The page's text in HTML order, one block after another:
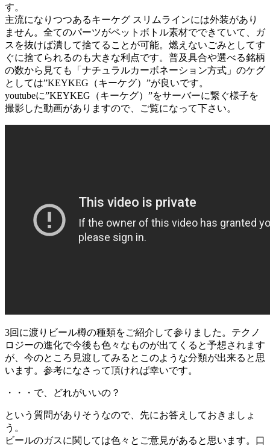
す。
主流になりつつあるキーケグ スリムラインには外装があり
ません。全てのパーツがペットボトル素材でできていて、ガ
スを抜けば潰して捨てることが可能。燃えないごみとしてす
ぐに捨てられるのも大きな利点です。普及具合や選べる銘柄
の数から見ても「ナチュラルカーボネーション方式」のケグ
としては”KEYKEG（キーケグ）”が良いです。
youtubeに”KEYKEG（キーケグ）”をサーバーに繋ぐ様子を
撮影した動画がありますので、ご覧になって下さい。
3回に渡りビール樽の種類をご紹介して参りました。テクノ
ロジーの進化で今後も色々なものが出てくると予想されます
が、今のところ見渡してみるとこのような分類が出来ると思
います。参考になさって頂ければ幸いです。
・・・で、どれがいいの？
という質問がありそうなので、先にお答えしておきましょ
う。
ビールのガスに関しては色々とご意見があると思います。口